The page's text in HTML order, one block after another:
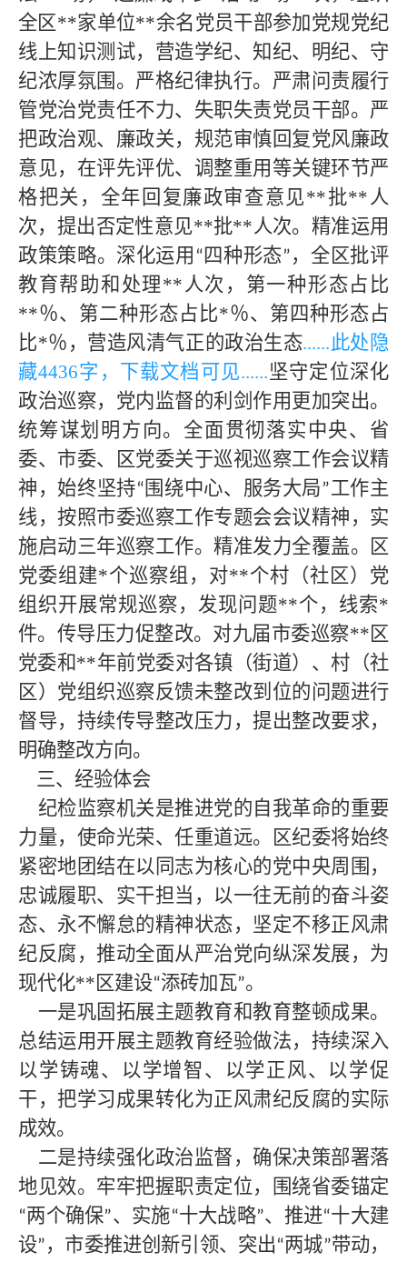
全区**家单位**余名党员干部参加党规党纪
线上知识测试，营造学纪、知纪、明纪、守
纪浓厚氛围。严格纪律执行。严肃问责履行
管党治党责任不力、失职失责党员干部。严
把政治观、廉政关，规范审慎回复党风廉政
意见，在评先评优、调整重用等关键环节严
格把关，全年回复廉政审查意见**批**人
次，提出否定性意见**批**人次。精准运用
政策策略。深化运用 “四种形态”，全区批评
教育帮助和处理**人次，第一种形态占比
**％、第二种形态占比*％、第四种形态占
比*％，营造风清气正的政治生态......此处隐
藏4436字，下载文档可见......坚守定位深化
政治巡察，党内监督的利剑作用更加突出。
统筹谋划明方向。全面贯彻落实中央、省
委、市委、区党委关于巡视巡察工作会议精
神，始终坚持“ 围绕中心、服务大局”工作主
线，按照市委巡察工作专题会会议精神，实
施启动三年巡察工作。精准发力全覆盖。区
党委组建*个巡察组，对**个村（社区）党
组织开展常规巡察，发现问题**个，线索*
件。传导压力促整改。对九届市委巡察**区
党委和**年前党委对各镇（街道）、村（社
区）党组织巡察反馈未整改到位的问题进行
督导，持续传导整改压力，提出整改要求，
明确整改方向。
三、经验体会
纪检监察机关是推进党的自我革命的重要
力量，使命光荣、任重道远。区纪委将始终
紧密地团结在以同志为核心的党中央周围，
忠诚履职、实干担当，以一往无前的奋斗姿
态、永不懈怠的精神状态，坚定不移正风肃
纪反腐，推动全面从严治党向纵深发展，为
现代化**区建设“添砖加瓦”。
一是巩固拓展主题教育和教育整顿成果。
总结运用开展主题教育经验做法，持续深入
以学铸魂、以学增智、以学正风、以学促
干，把学习成果转化为正风肃纪反腐的实际
成效。
二是持续强化政治监督，确保决策部署落
地见效。牢牢把握职责定位，围绕省委锚定
“两个确保”、实施“十大战略”、推进“十大建
设”，市委推进创新引领、突出“两城”带动，